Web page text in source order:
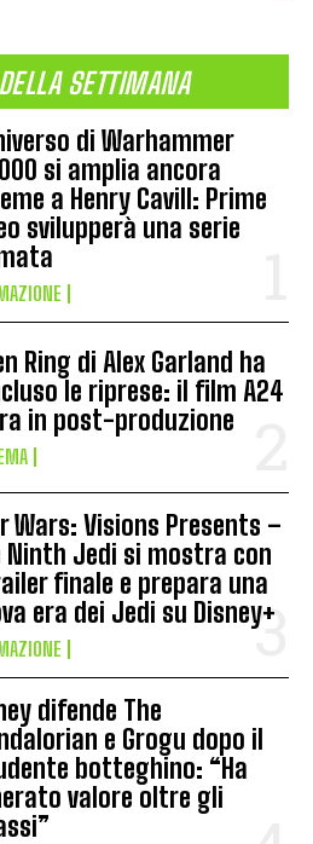
SETTIMANA
di Warhammer
si amplia ancora
a Henry Cavill: Prime
svilupperà una serie
Ring di Alex Garland ha
le riprese: il film A24
in post-produzione
Wars: Visions Presents –
Ninth Jedi si mostra con
finale e prepara una
era dei Jedi su Disney+
difende The
e Grogu dopo il
botteghino: “Ha
valore oltre gli